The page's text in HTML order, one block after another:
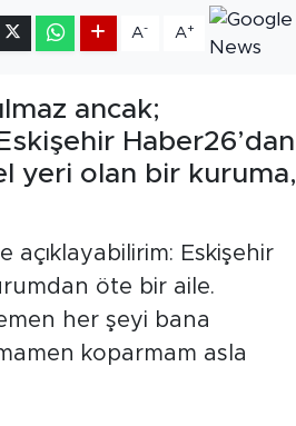
A- A+
ancak;
Haber26’dan
yeri olan bir kuruma,
açıklayabilirim: Eskişehir
öte bir aile.
her şeyi bana
koparmam asla